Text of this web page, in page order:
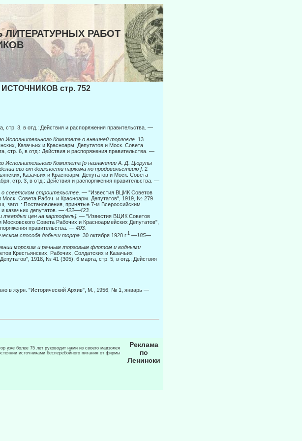
ЛИТЕРАТУРНЫХ РАБОТ
стр. 752
стр. 3, в отд.: Действия и распоряжения правительства. —
Исполнительного Комитета о внешней тор­говле. 13
Казачьих и Красноарм. Депутатов и Моск. Совета
стр. 6, в отд.: Действия и распоряжения правительства. —
Исполнительного Комитета [о назначении А. Д. Цюрупы
его от должности нар­кома по продовольствию ]. 2
Казачьих и Красноарм. Депутатов и Моск. Совета
стр. 3, в отд.: Действия и распоряжения правительства. —
о советском строительстве. — "Известия ВЦИК Советов
Моск. Совета Рабоч. и Красноарм. Депутатов", 1919, № 279
загл. : Постановления, принятые 7-м Всероссийским
казачьих депутатов. — 422—423.
твердых цен на картофель]. — "Известия ВЦИК Советов
Совета Ра­бочих и Красноармейских Депутатов",
правительства. — 403.
способе добычи торфа. 30 октября 1920 г. 1 —185—
морским и речным торговым флотом и водными
Крестьянских, Рабочих, Солдатских и Казачьих
1918, № 41 (305), 6 марта, стр. 5, в отд.: Действия
в журн. "Исторический Архив", М., 1956, № 1, январь —
уже более 75 лет руководит нами из своего мавзолея
источниками бесперебойного питания от фирмы
Реклама
по
Ленински